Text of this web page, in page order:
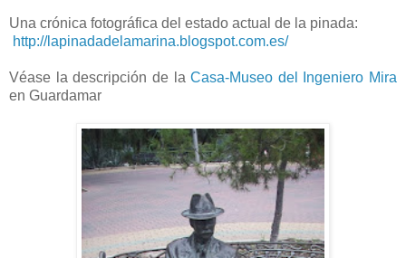
Una crónica fotográfica del estado actual de la pinada:
http://lapinadadelamarina.blogspot.com.es/
Véase la descripción de laCasa-Museo del Ingeniero Mira
en Guardamar